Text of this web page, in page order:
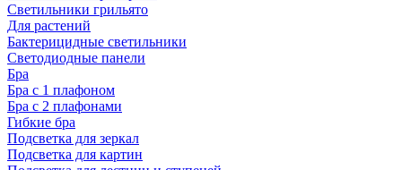
Светильники грильято
Для растений
Бактерицидные светильники
Светодиодные панели
Бра
Бра с 1 плафоном
Бра с 2 плафонами
Гибкие бра
Подсветка для зеркал
Подсветка для картин